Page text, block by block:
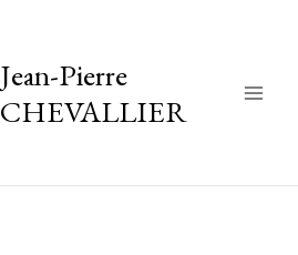
Jean-Pierre
CHEVALLIER